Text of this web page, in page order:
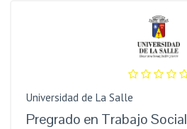
Universidad de La Salle
Pregrado en Trabajo Social